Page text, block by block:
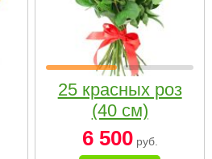
25 красных роз
(40 см)
6 500руб.